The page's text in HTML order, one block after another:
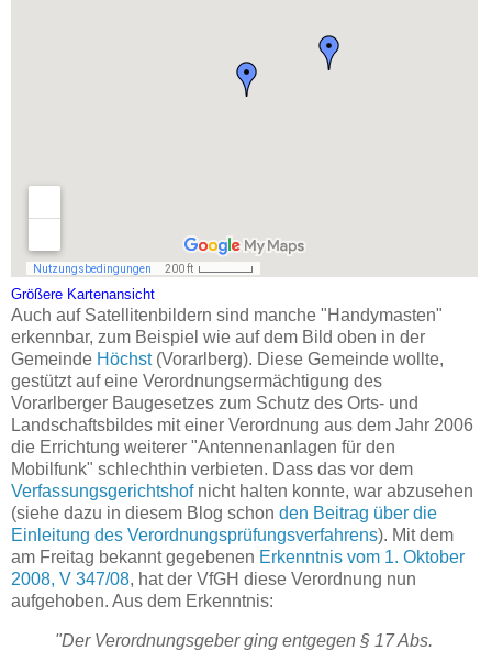
Größere Kartenansicht
Auch auf Satellitenbildern sind manche "Handymasten"
erkennbar, zum Beispiel wie auf dem Bild oben in der
Gemeinde Höchst(Vorarlberg). Diese Gemeinde wollte,
gestützt auf eine Verordnungsermächtigung des
Vorarlberger Baugesetzes zum Schutz des Orts- und
Landschaftsbildes mit einer Verordnung aus dem Jahr 2006
die Errichtung weiterer "Antennenanlagen für den
Mobilfunk" schlechthin verbieten. Dass das vor dem
Verfassungsgerichtshofnicht halten konnte, war abzusehen
(siehe dazu in diesem Blog schon den Beitrag über die
Einleitung des Verordnungsprüfungsverfahrens). Mit dem
am Freitag bekannt gegebenen Erkenntnis vom 1. Oktober
2008, V 347/08, hat der VfGH diese Verordnung nun
aufgehoben. Aus dem Erkenntnis:
"Der Verordnungsgeber ging entgegen § 17 Abs.